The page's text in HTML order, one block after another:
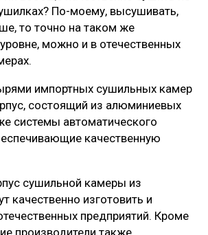
По-моему, высушивать,
то точно на таком же
можно и в отечественных
импортных сушильных камер
состоящий из алюминиевых
системы автоматического
качественную
сушильной камеры из
качественно изготовить и
предприятий. Кроме